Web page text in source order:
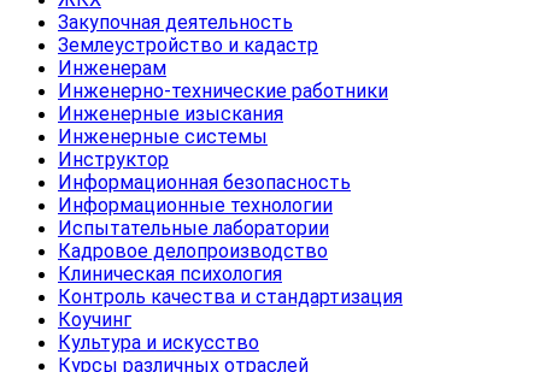
Закупочная деятельность
Землеустройство и кадастр
Инженерам
Инженерно-технические работники
Инженерные изыскания
Инженерные системы
Инструктор
Информационная безопасность
Информационные технологии
Испытательные лаборатории
Кадровое делопроизводство
Клиническая психология
Контроль качества и стандартизация
Коучинг
Культура и искусство
Курсы различных отраслей